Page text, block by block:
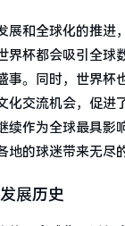
展和全球化的推进
界杯都会吸引全球
事。同时，世界杯
化交流机会，促进
续作为全球最具影
地的球迷带来无尽
展历史